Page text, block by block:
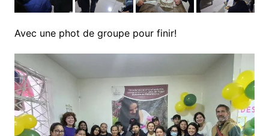
Avec une phot de groupe pour finir!